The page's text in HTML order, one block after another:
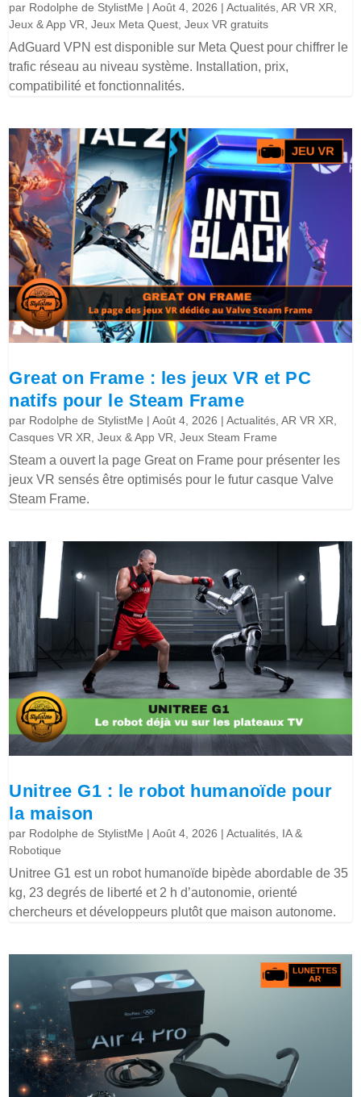
par Rodolphe de StylistMe |Août 4, 2026 |Actualités,AR VR XR,
Jeux & App VR,Jeux Meta Quest,Jeux VR gratuits
AdGuard VPN est disponible sur Meta Quest pour chiffrer le
trafic réseau au niveau système. Installation, prix,
compatibilité et fonctionnalités.
Great on Frame : les jeux VR et PC
natifs pour le Steam Frame
par Rodolphe de StylistMe |Août 4, 2026 |Actualités,AR VR XR,
Casques VR XR,Jeux & App VR,Jeux Steam Frame
Steam a ouvert la page Great on Frame pour présenter les
jeux VR sensés être optimisés pour le futur casque Valve
Steam Frame.
Unitree G1 : le robot humanoïde pour
la maison
par Rodolphe de StylistMe |Août 4, 2026 |Actualités, IA &
Robotique
Unitree G1 est un robot humanoïde bipède abordable de 35
kg, 23 degrés de liberté et 2 h d’autonomie, orienté
chercheurs et développeurs plutôt que maison autonome.